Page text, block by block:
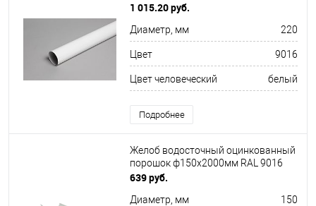
1 015.20 руб.
Диаметр, мм 220
Цвет 9016
Цвет человеческий белый
Подробнее
Желоб водосточный оцинкованный
порошок ф150х2000мм RAL 9016
639 руб.
Диаметр, мм 150